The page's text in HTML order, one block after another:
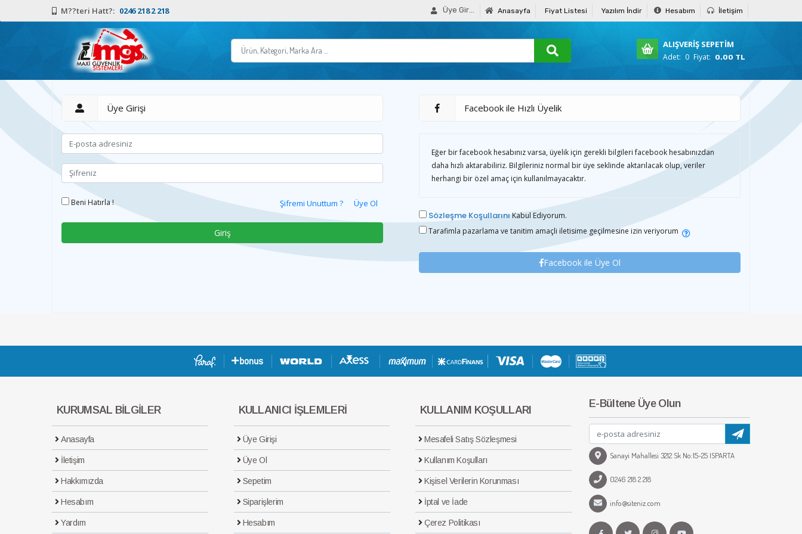
M??teri Hatt?: 0246 218 2 218 Üye Girişi Anasayfa Fiyat Listesi Yazılım İndir Hesabım İletişim
ALIŞVERİŞ SEPETİM
Adet: 0 Fiyat: 0.00 TL
Üye Girişi
Beni Hatırla ! Üye Ol
Şifremi Unuttum ?
Facebook ile Hızlı Üyelik
Eğer bir facebook hesabınız varsa, üyelik için gerekli bilgileri facebook hesabınızdan
daha hızlı aktarabiliriz. Bilgileriniz normal bir üye seklinde aktarılacak olup, veriler
herhangi bir özel amaç için kullanılmayacaktır.
Sözleşme KoşullarınıKabul Ediyorum.
Tarafimla pazarlama ve tanitim amaçli iletisime geçilmesine izin veriyorum
Facebook ile Üye Ol
KURUMSAL BİLGİLER
Anasayfa
İletişim
Hakkımızda
Hesabım
Yardım
KULLANICI İŞLEMLERİ
Üye Girişi
Üye Ol
Sepetim
Siparişlerim
Hesabım
KULLANIM KOŞULLARI
Mesafeli Satış Sözleşmesi
Kullanım Koşulları
Kişisel Verilerin Korunması
İptal ve İade
Çerez Politikası
E-Bültene Üye Olun
Sanayi Mahallesi 3212 Sk No:15-25 ISPARTA
0246 218 2 218
info@siteniz.com